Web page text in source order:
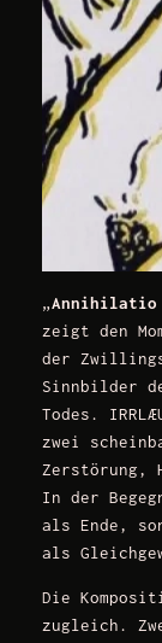
„Annihilatio
zeigt den
der
Sinnbilder
Todes.
zwei
Zerstörung,
In der
als Ende,
als
Die
zugleich.